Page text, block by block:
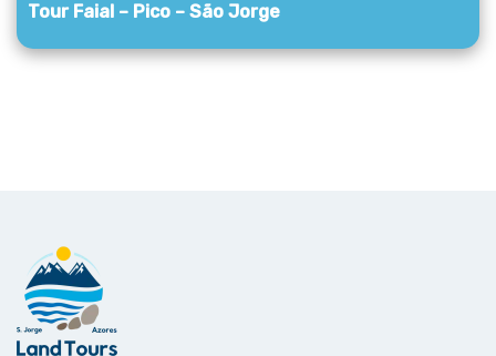
Tour Faial – Pico – São Jorge